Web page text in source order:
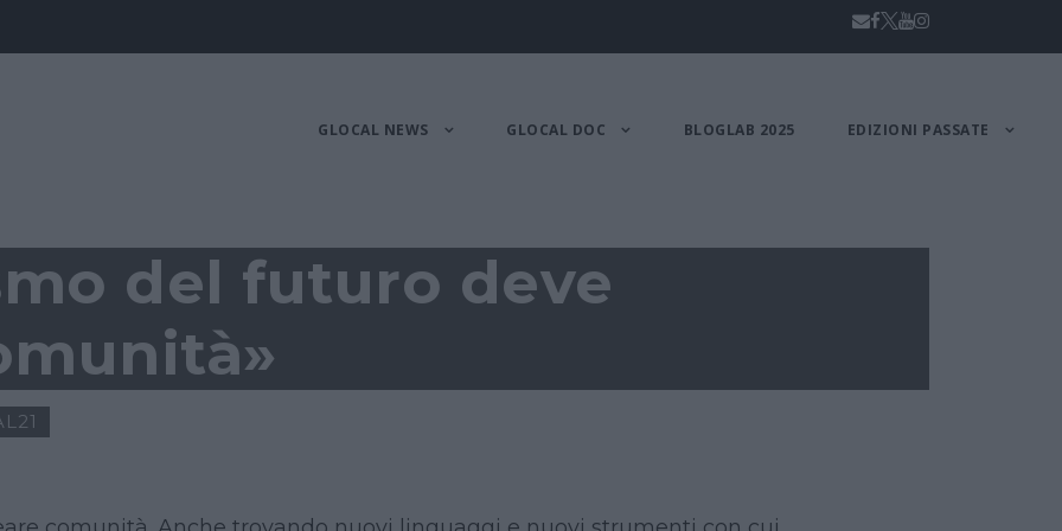
GLOCAL NEWS GLOCAL DOC BLOGLAB 2025 EDIZIONI PASSATE
del futuro deve